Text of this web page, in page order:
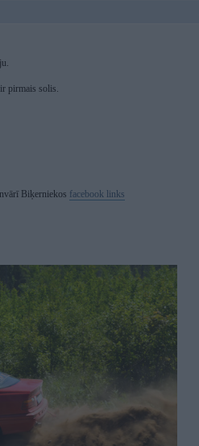
pirmais solis.
Biķerniekos facebook links